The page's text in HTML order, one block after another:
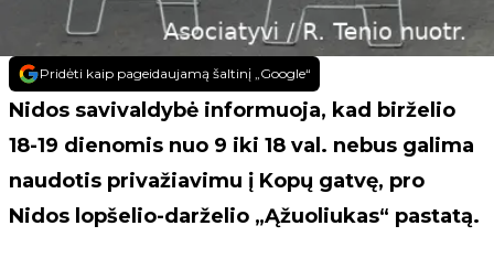
Pridėti kaip pageidaujamą šaltinį „Google“
Nidos savivaldybė informuoja, kad birželio
18-19 dienomis nuo 9 iki 18 val. nebus galima
naudotis privažiavimu į Kopų gatvę, pro
Nidos lopšelio-darželio „Ąžuoliukas“ pastatą.